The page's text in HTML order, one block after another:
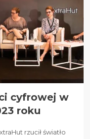
cyfrowej w
roku
rzucił światło